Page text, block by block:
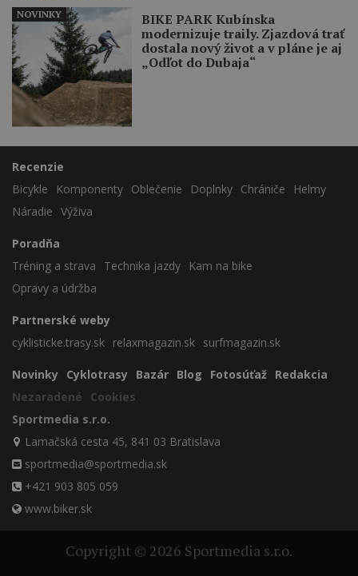
BIKE PARK Kubínska
modernizuje traily. Zjazdová trať
dostala nový život a v pláne je aj
„Odľot do Dubaja“
NOVINKY
Recenzie
Bicykle
Komponenty Oblečenie Doplnky Chrániče
Helmy
Náradie Výživa
Poradňa
Tréning a strava
Technika jazdy
Kam na bike
Opravy a údržba
Partnerské weby
cyklisticke.trasy.sk relaxmagazin.sk surfmagazin.sk
Novinky Cyklotrasy Bazár Blog Fotosúťaž Redakcia
Nezaradené
Cookies
Sportmedia s.r.o.
Lamačská cesta 45, 841 03 Bratislava
sportmedia@sportmedia.sk
+421 903 805 059
www.biker.sk
Copyright © 2026 Sportmedia s.r.o.